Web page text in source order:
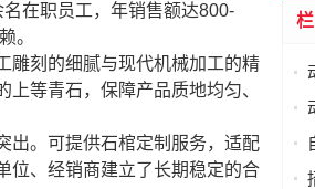
在职员工，年销售额达800-
。
雕刻的细腻与现代机械加工的精
等青石，保障产品质地均匀、
出。可提供石棺定制服务，适配
位、经销商建立了长期稳定的合